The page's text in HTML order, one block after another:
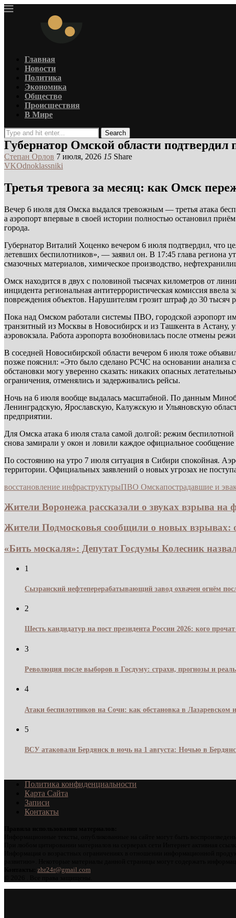
Главная
Новости
Политика
Экономика
Общество
Происшествия
В Мире
Search
Губернатор Омской области
Степан Орлов 7 июля, 2026 15 Share
VKOdnoklassniki
Третья тревога за месяц: как Омск
Вечер 6 июля для Омска выдался тревожным — третья атака
а аэропорт впервые в своей истории полностью остановил
города.
Губернатор Виталий Хоценко вечером 6 июля подтвердил,
летевших беспилотников», — заявил он. В 17:45 глава региона
смазочных материалов, химическое производство,
Омск находится в двух с половиной тысячах километров от
инцидента региональная антитеррористическая комиссия
повреждения объектов. Нарушителям грозит штраф до 30 тысяч
Пока над Омском работали системы ПВО, городской аэропорт
транзитный из Москвы в Новосибирск и из Ташкента в Астану,
аэровокзала. Работа аэропорта возобновилась после отмены
В соседней Новосибирской области вечером 6 июля тоже
позже пояснил: «Это было сделано РСЧС на основании
обстановки могу уверенно сказать: никаких опасных
ограничения, отменялись и задерживались рейсы.
Ночь на 6 июля вообще выдалась масштабной. По данным
Ленинградскую, Ярославскую, Калужскую и Ульяновскую
предприятии.
Для Омска атака 6 июля стала самой долгой: режим
снова замирали у окон и ловили каждое официальное
По состоянию на утро 7 июля ситуация в Сибири спокойная.
территории. Официальных заявлений о новых угрозах не
восстановление инфраструктурыПВО Омскапострадавшие и
Жители Воронежа рассказали о звуках взрыва на
Жители Подмосковья сообщили о новых взрывах:
«Бить москаля»: Депутат Госдумы Колесник
1
Сызранский нефтеперерабатывающий завод охвачен огнём
2
Шесть кандидатур на пост президента России 2026: кого
3
Революция после выборов в Госдуму: страхи, прогнозы и
4
Атаки беспилотников на Сочи: как обстановка в Лазаревском
5
ВСУ атаковали Бердянск в ночь на 1 августа: Ночью в
Политика конфиденциальности
Карта Сайта
Записи
Контакты
zbr24r@gmail.com